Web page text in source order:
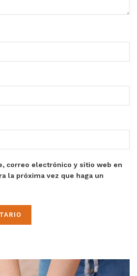
correo electrónico y sitio web en
la próxima vez que haga un